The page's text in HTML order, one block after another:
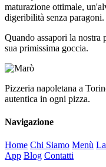
maturazione ottimale,
digeribilità senza paragoni.
Quando assapori la nostra
sua primissima goccia.
Pizzeria napoletana a
autentica in ogni pizza.
Navigazione
Home Chi Siamo Menù
App Blog Contatti